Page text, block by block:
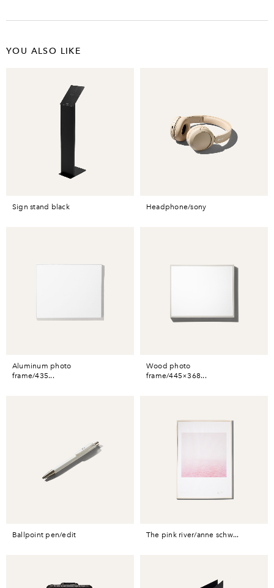
YOU ALSO LIKE
sign stand black headphone/sony
aluminum photo
frame/435...
wood photo
frame/445×368...
ballpoint pen/edit the pink river/anne schw...